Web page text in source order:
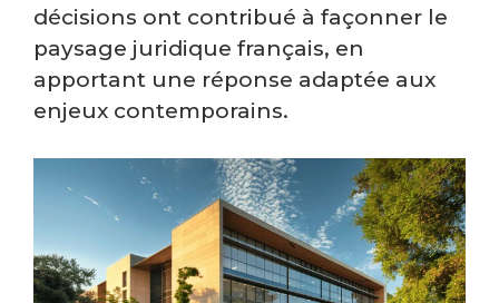
décisions ont contribué à façonner le
paysage juridique français, en
apportant une réponse adaptée aux
enjeux contemporains.